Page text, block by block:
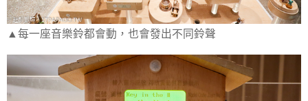
▲每一座音樂鈴都會動，也會發出不同鈴聲